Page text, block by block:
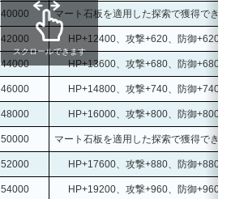
40000 マート石板を適用した探索で獲得でき
42000 HP+12400、攻撃+620、防御+620
44000 HP+13600、攻撃+680、防御+680
46000 HP+14800、攻撃+740、防御+740
48000 HP+16000、攻撃+800、防御+800
50000 マート石板を適用した探索で獲得でき
52000 HP+17600、攻撃+880、防御+880
54000 HP+19200、攻撃+960、防御+960
スクロールできます